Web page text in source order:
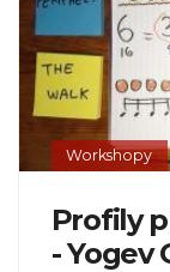
Workshopy
Profily
- Yogev